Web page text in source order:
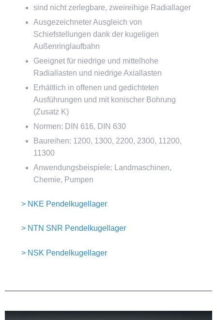
sind nicht zerlegbare, zweireihige Radiallager
Ausgezeichneter Ausgleich von
Schiefstellungen dank der kugeligen
Außenringlaufbahn
Geeignet für niedrige und mittelhohe
Radiallasten und niedrige Axiallasten
Erhältlich in offenen und gedichteten
Ausführungen und mit konischer Bohrung
(Zusatz K)
Normen: DIN 616, DIN 630
Baureihen: 1200, 1300, 2200, 2300, 11200,
11300
Anwendungsbeispiele: Landmaschinen,
Chemie, Pumpen
> NKE Pendelkugellager
> NTN SNR Pendelkugellager
> NSK Pendelkugellager